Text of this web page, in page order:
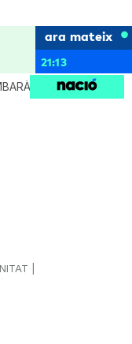
ara mateix
21:13
CRIANÇA